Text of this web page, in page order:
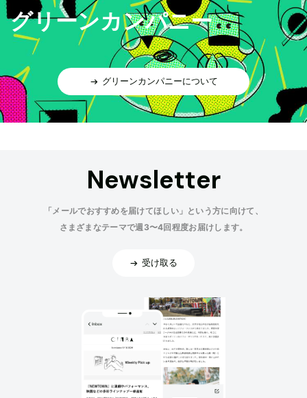
グリーンカンパニー
グリーンカンパニーについて
Newsletter
「メールでおすすめを届けてほしい」という方に向けて、
さまざまなテーマで週3〜4回程度お届けします。
受け取る